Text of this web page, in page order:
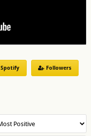
Spotify Followers